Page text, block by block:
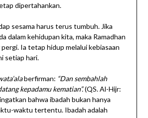
dipertahankan.
sesama harus terus tumbuh. Jika
dalam kehidupan kita, maka Ramadhan
Ia tetap hidup melalui kebiasaan
setiap hari.
berfirman: “Dan sembahlah
kepadamu kematian”.(QS. Al-Hijr:
bahwa ibadah bukan hanya
waktu tertentu. Ibadah adalah